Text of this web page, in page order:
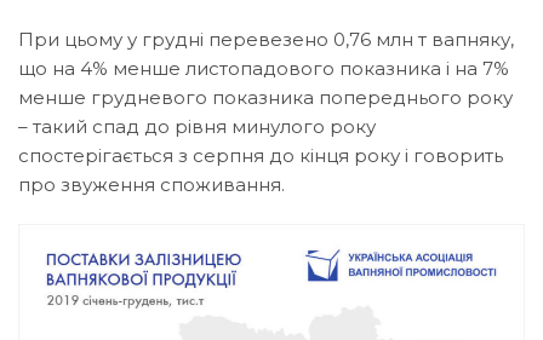
При цьому у грудні перевезено 0,76 млн т вапняку,
що на 4% менше листопадового показника і на 7%
менше грудневого показника попереднього року
– такий спад до рівня минулого року
спостерігається з серпня до кінця року і говорить
про звуження споживання.